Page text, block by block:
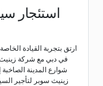
استئجار
ارتق بتجربة القيادة
شوارع المدينة
زينيث سوبر لتأجير